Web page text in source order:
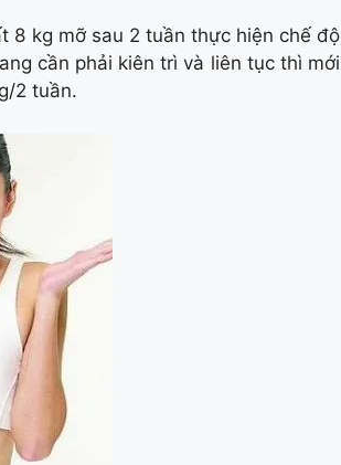
8 kg mỡ sau 2 tuần thực hiện chế độ
cần phải kiên trì và liên tục thì mới
2 tuần.